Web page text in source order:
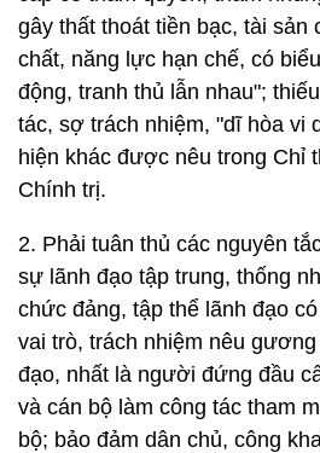
gây thất thoát tiền bạc, tài sản
chất, năng lực hạn chế, có
động, tranh thủ lẫn nhau";
tác, sợ trách nhiệm, "dĩ hòa vi
hiện khác được nêu trong Chỉ
Chính trị.
2. Phải tuân thủ các nguyên
sự lãnh đạo tập trung, thống
chức đảng, tập thể lãnh đạo
vai trò, trách nhiệm nêu
đạo, nhất là người đứng đầu
và cán bộ làm công tác tham
bộ; bảo đảm dân chủ, công